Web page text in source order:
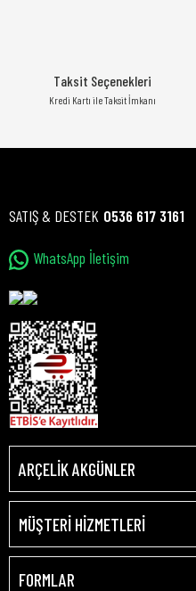
Taksit Seçenekleri
Kredi Kartı ile Taksit İmkanı
SATIŞ & DESTEK 0536 617 3161
WhatsApp İletişim
ARÇELİK AKGÜNLER
MÜŞTERİ HİZMETLERİ
FORMLAR